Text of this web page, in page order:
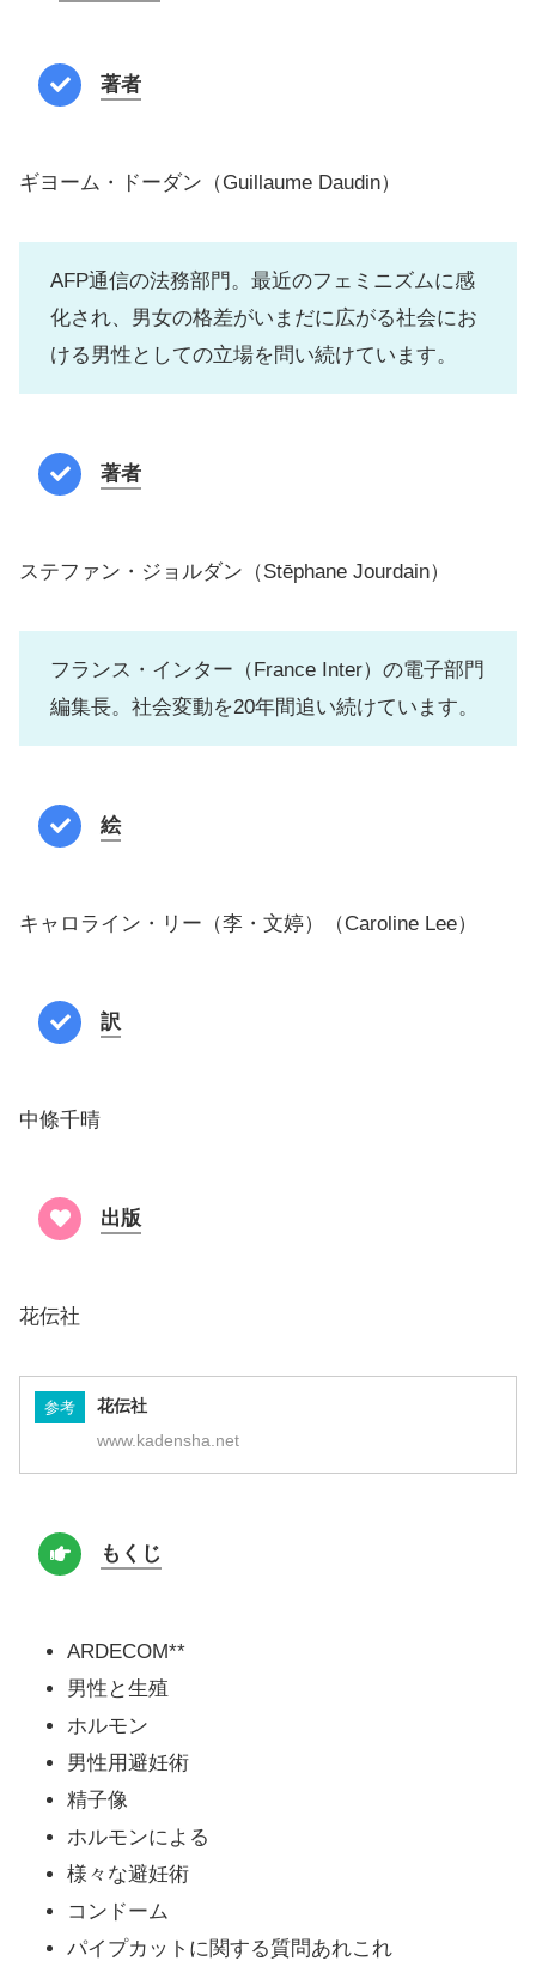
著者
ギヨーム・ドーダン（Guillaume Daudin）
AFP通信の法務部門。最近のフェミニズムに感
化され、男女の格差がいまだに広がる社会にお
ける男性としての立場を問い続けています。
著者
ステファン・ジョルダン（Stēphane Jourdain）
フランス・インター（France Inter）の電子部門
編集長。社会変動を20年間追い続けています。
絵
キャロライン・リー（李・文婷）（Caroline Lee）
訳
中條千晴
出版
花伝社
参考 花伝社
www.kadensha.net
もくじ
ARDECOM**
男性と生殖
ホルモン
男性用避妊術
精子像
ホルモンによる
様々な避妊術
コンドーム
パイプカットに関する質問あれこれ